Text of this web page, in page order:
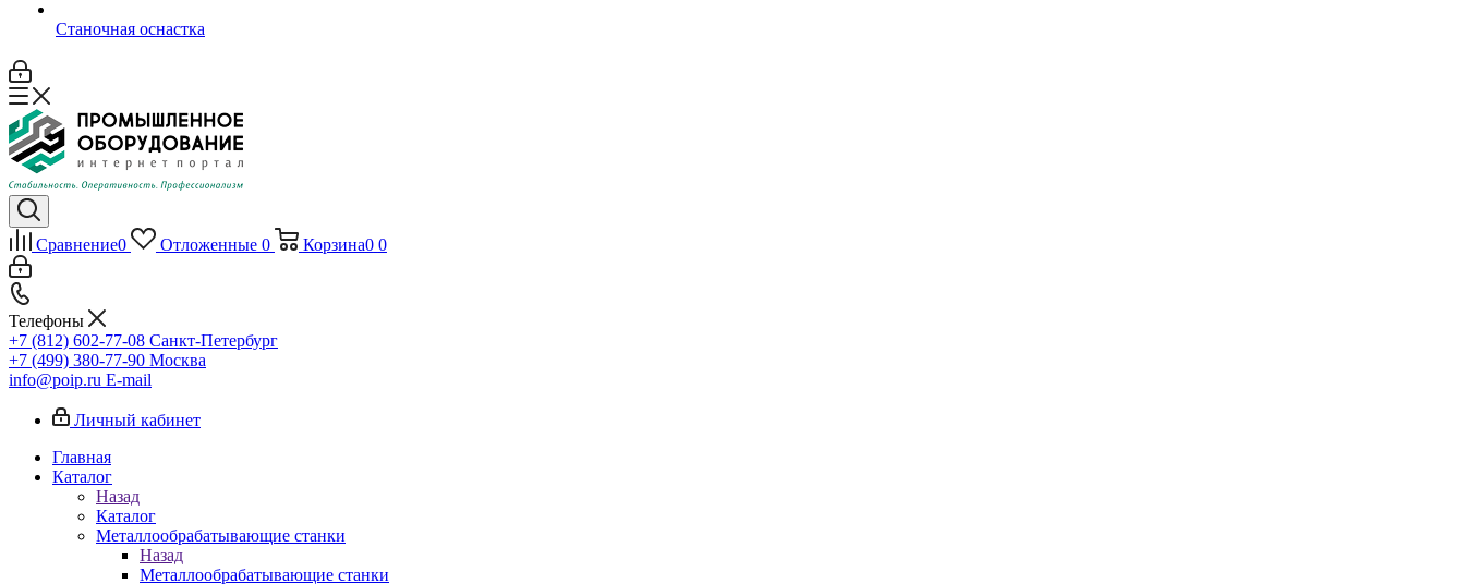
Станочная оснастка
Сравнение0 Отложенные 0 Корзина0 0
Телефоны
+7 (812) 602-77-08 Санкт-Петербург
+7 (499) 380-77-90 Москва
info@poip.ru E-mail
Личный кабинет
Главная
Каталог
Назад
Каталог
Металлообрабатывающие станки
Назад
Металлообрабатывающие станки